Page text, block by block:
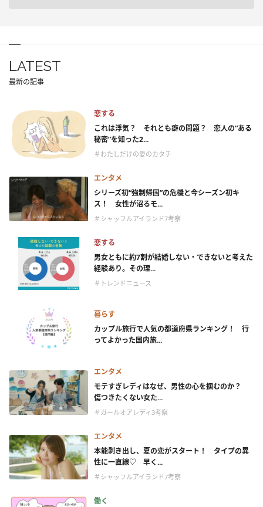
LATEST
最新の記事
恋する
これは浮気？ それとも癖の問題？ 恋人の“ある
秘密”を知った2...
＃わたしだけの愛のカタチ
エンタメ
シリーズ初“強制帰国”の危機と今シーズン初キ
ス！ 女性が沼るモ...
＃シャッフルアイランド7考察
恋する
男女ともに約7割が結婚しない・できないと考えた
経験あり。その理...
＃トレンドニュース
暮らす
カップル旅行で人気の都道府県ランキング！ 行
ってよかった国内旅...
エンタメ
モテすぎレディはなぜ、男性の心を掴むのか？
傷つきたくない女た...
＃ガールオアレディ3考察
エンタメ
本能剥き出し、夏の恋がスタート！ タイプの異
性に一直線♡ 早く...
＃シャッフルアイランド7考察
働く